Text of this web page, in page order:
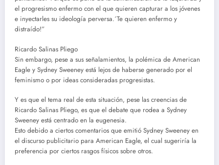
el progresismo enfermo con el que quieren capturar a los jóvenes
e inyectarles su ideología perversa.´Te quieren enfermo y
distraído!”
Ricardo Salinas Pliego
Sin embargo, pese a sus señalamientos, la polémica de American
Eagle y Sydney Sweeney está lejos de haberse generado por el
feminismo o por ideas consideradas progresistas.
Y es que el tema real de esta situación, pese las creencias de
Ricardo Salinas Pliego, es que el debate que rodea a Sydney
Sweeney está centrado en la eugenesia.
Esto debido a ciertos comentarios que emitió Sydney Sweeney en
el discurso publicitario para American Eagle, el cual sugeriría la
preferencia por ciertos rasgos físicos sobre otros.